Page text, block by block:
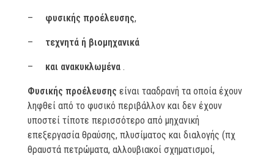
– φυσικής προέλευσης,
– τεχνητά ή βιομηχανικά
– και ανακυκλωμένα .
Φυσικής προέλευσης είναι τααδρανή τα οποία έχουν
ληφθεί από το φυσικό περιβάλλον και δεν έχουν
υποστεί τίποτε περισσότερο από μηχανική
επεξεργασία θραύσης, πλυσίματος και διαλογής (πχ
θραυστά πετρώματα, αλλουβιακοί σχηματισμοί,